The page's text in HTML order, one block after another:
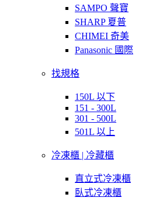
SAMPO 聲寶
SHARP 夏普
CHIMEI 奇美
Panasonic 國際
找規格
150L 以下
151 - 300L
301 - 500L
501L 以上
冷凍櫃 | 冷藏櫃
直立式冷凍櫃
臥式冷凍櫃